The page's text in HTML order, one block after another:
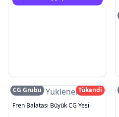
Resim Yüklenemedi
CG Grubu
Tükendi
Fren Balatasi Büyük CG Yesil